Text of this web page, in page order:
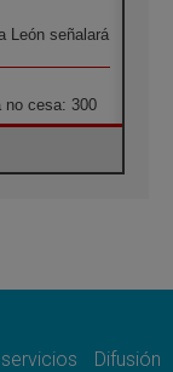
León señalará
no cesa: 300
solo la
Difusión